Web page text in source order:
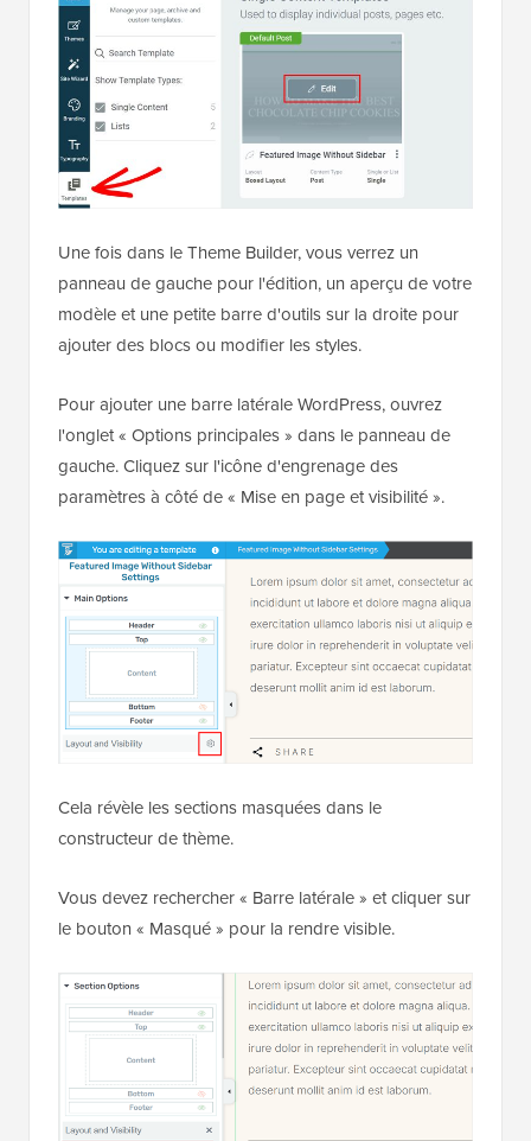
Une fois dans le Theme Builder, vous verrez un
panneau de gauche pour l'édition, un aperçu de votre
modèle et une petite barre d'outils sur la droite pour
ajouter des blocs ou modifier les styles.
Pour ajouter une barre latérale WordPress, ouvrez
l'onglet « Options principales » dans le panneau de
gauche. Cliquez sur l'icône d'engrenage des
paramètres à côté de « Mise en page et visibilité ».
Cela révèle les sections masquées dans le
constructeur de thème.
Vous devez rechercher « Barre latérale » et cliquer sur
le bouton « Masqué » pour la rendre visible.